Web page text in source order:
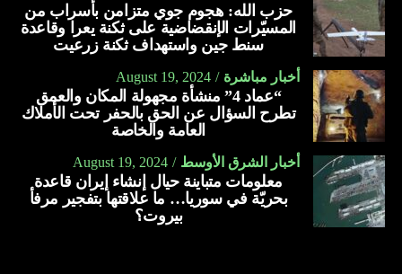
حزب الله: هجوم جوي متزامن بأسراب من
المسيّرات الإنقضاضية على ثكنة يعرا وقاعدة
سنط جين واستهداف ثكنة زرعيت
أخبار مباشرة August 19, 2024
“عماد 4” منشأة مجهولة المكان والعمق
تطرح السؤال عن الحق بالحفر تحت الأملاك
العامة والخاصة
أخبار الشرق الأوسط August 19, 2024
معلومات متباينة حيال إنشاء إيران قاعدة
بحريّة في سوريا… ما علاقتها بتفجير مرفأ
بيروت؟